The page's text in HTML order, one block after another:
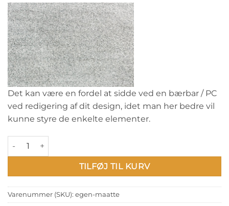
Det kan være en fordel at sidde ved en bærbar / PC
ved redigering af dit design, idet man her bedre vil
kunne styre de enkelte elementer.
Lav din egen måtte antal
TILFØJ TIL KURV
Varenummer (SKU): egen-maatte